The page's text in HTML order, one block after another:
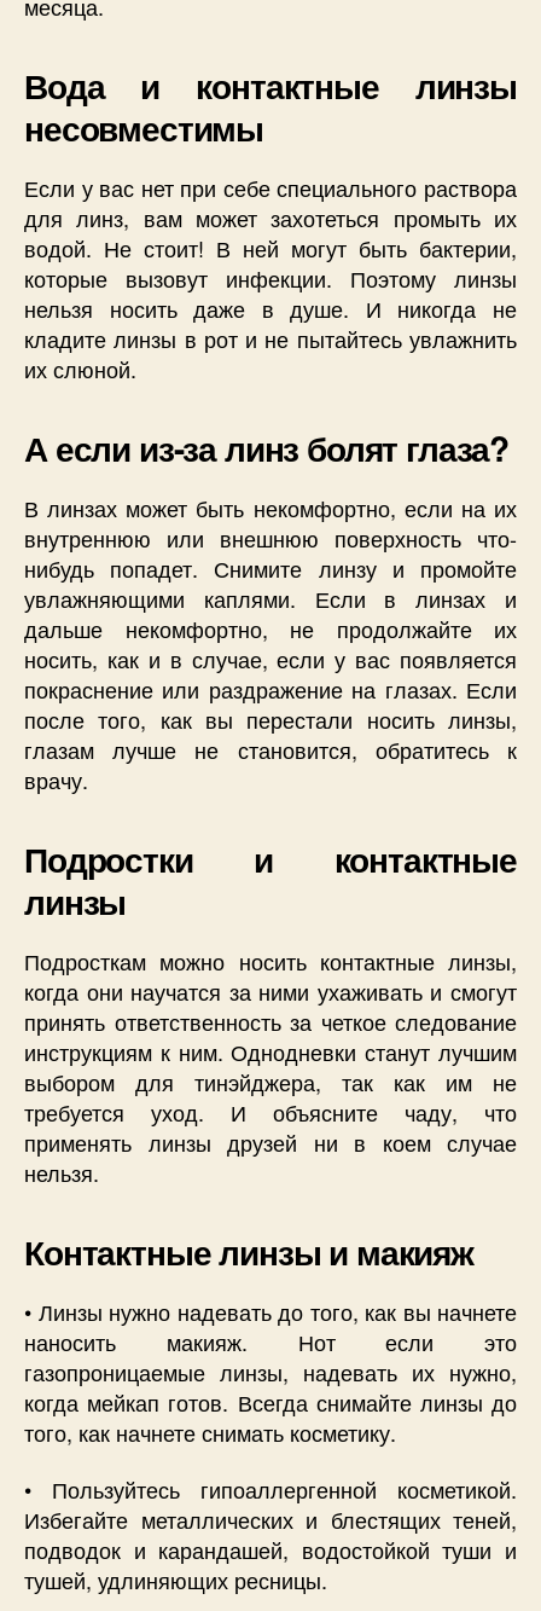
Вода и контактные линзы
несовместимы
Если у вас нет при себе специального раствора
для линз, вам может захотеться промыть их
водой. Не стоит! В ней могут быть бактерии,
которые вызовут инфекции. Поэтому линзы
нельзя носить даже в душе. И никогда не
кладите линзы в рот и не пытайтесь увлажнить
их слюной.
А если из-за линз болят глаза?
В линзах может быть некомфортно, если на их
внутреннюю или внешнюю поверхность что-
нибудь попадет. Снимите линзу и промойте
увлажняющими каплями. Если в линзах и
дальше некомфортно, не продолжайте их
носить, как и в случае, если у вас появляется
покраснение или раздражение на глазах. Если
после того, как вы перестали носить линзы,
глазам лучше не становится, обратитесь к
врачу.
Подростки и контактные
линзы
Подросткам можно носить контактные линзы,
когда они научатся за ними ухаживать и смогут
принять ответственность за четкое следование
инструкциям к ним. Однодневки станут лучшим
выбором для тинэйджера, так как им не
требуется уход. И объясните чаду, что
применять линзы друзей ни в коем случае
нельзя.
Контактные линзы и макияж
• Линзы нужно надевать до того, как вы начнете
наносить макияж. Нот если это
газопроницаемые линзы, надевать их нужно,
когда мейкап готов. Всегда снимайте линзы до
того, как начнете снимать косметику.
• Пользуйтесь гипоаллергенной косметикой.
Избегайте металлических и блестящих теней,
подводок и карандашей, водостойкой туши и
тушей, удлиняющих ресницы.